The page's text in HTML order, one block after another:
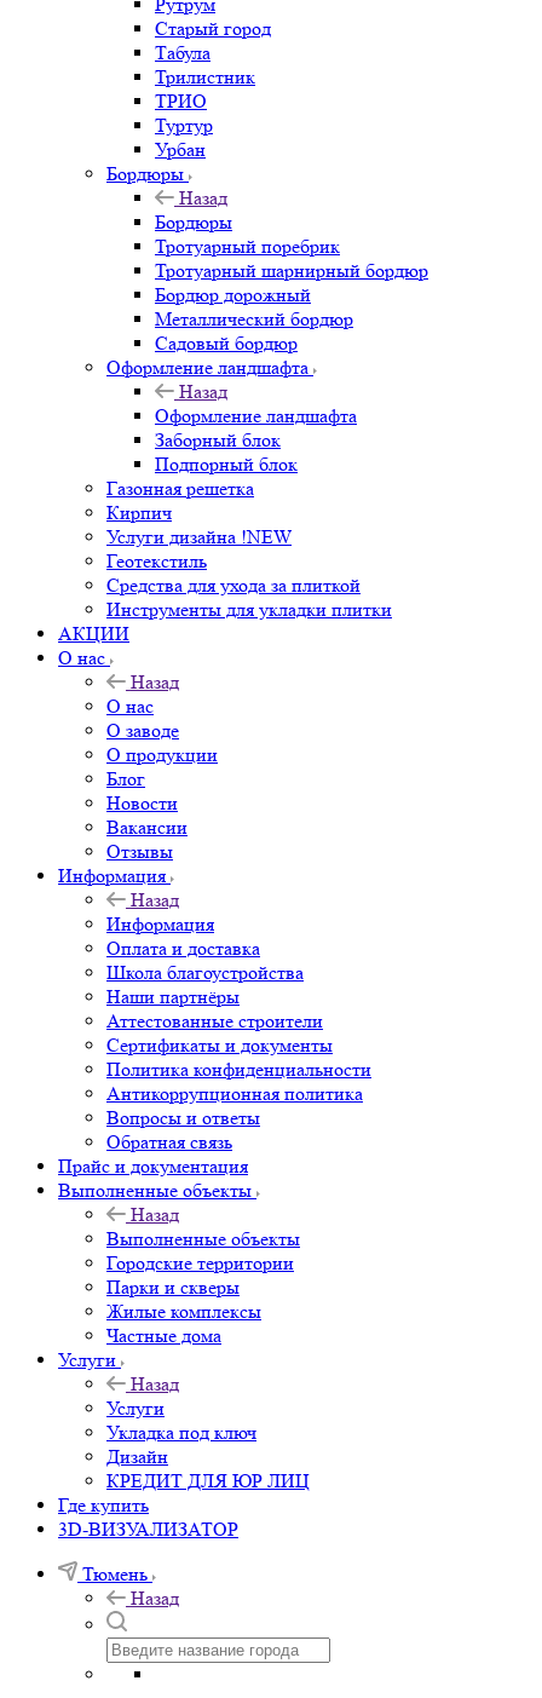
Старый город
Табула
Трилистник
ТРИО
Туртур
Урбан
Бордюры
Назад
Бордюры
Тротуарный поребрик
Тротуарный шарнирный бордюр
Бордюр дорожный
Металлический бордюр
Садовый бордюр
Оформление ландшафта
Назад
Оформление ландшафта
Заборный блок
Подпорный блок
Газонная решетка
Кирпич
Услуги дизайна !NEW
Геотекстиль
Средства для ухода за плиткой
Инструменты для укладки плитки
АКЦИИ
О нас
Назад
О нас
О заводе
О продукции
Блог
Новости
Вакансии
Отзывы
Информация
Назад
Информация
Оплата и доставка
Школа благоустройства
Наши партнёры
Аттестованные строители
Сертификаты и документы
Политика конфиденциальности
Антикоррупционная политика
Вопросы и ответы
Обратная связь
Прайс и документация
Выполненные объекты
Назад
Выполненные объекты
Городские территории
Парки и скверы
Жилые комплексы
Частные дома
Услуги
Назад
Услуги
Укладка под ключ
Дизайн
КРЕДИТ ДЛЯ ЮР ЛИЦ
Где купить
3D-ВИЗУАЛИЗАТОР
Тюмень
Назад